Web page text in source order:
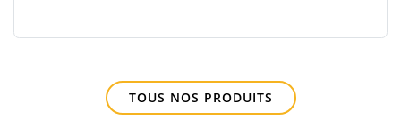
TOUS NOS PRODUITS